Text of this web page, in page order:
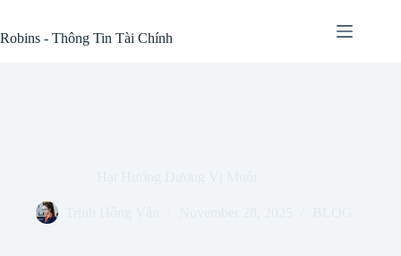
content
Robins - Thông Tin Tài Chính